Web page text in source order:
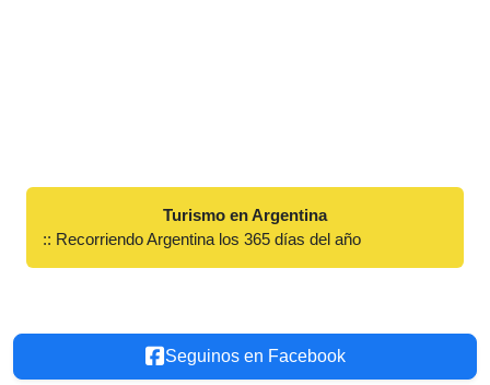
Turismo en Argentina
:: Recorriendo Argentina los 365 días del año
Seguinos en Facebook